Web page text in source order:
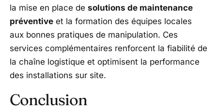
la mise en place de solutions de maintenance
préventive et la formation des équipes locales
aux bonnes pratiques de manipulation. Ces
services complémentaires renforcent la fiabilité de
la chaîne logistique et optimisent la performance
des installations sur site.
Conclusion